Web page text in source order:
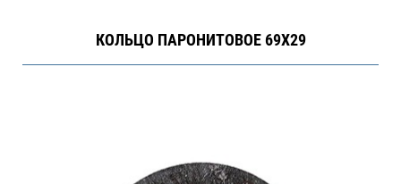
КОЛЬЦО ПАРОНИТОВОЕ 69X29